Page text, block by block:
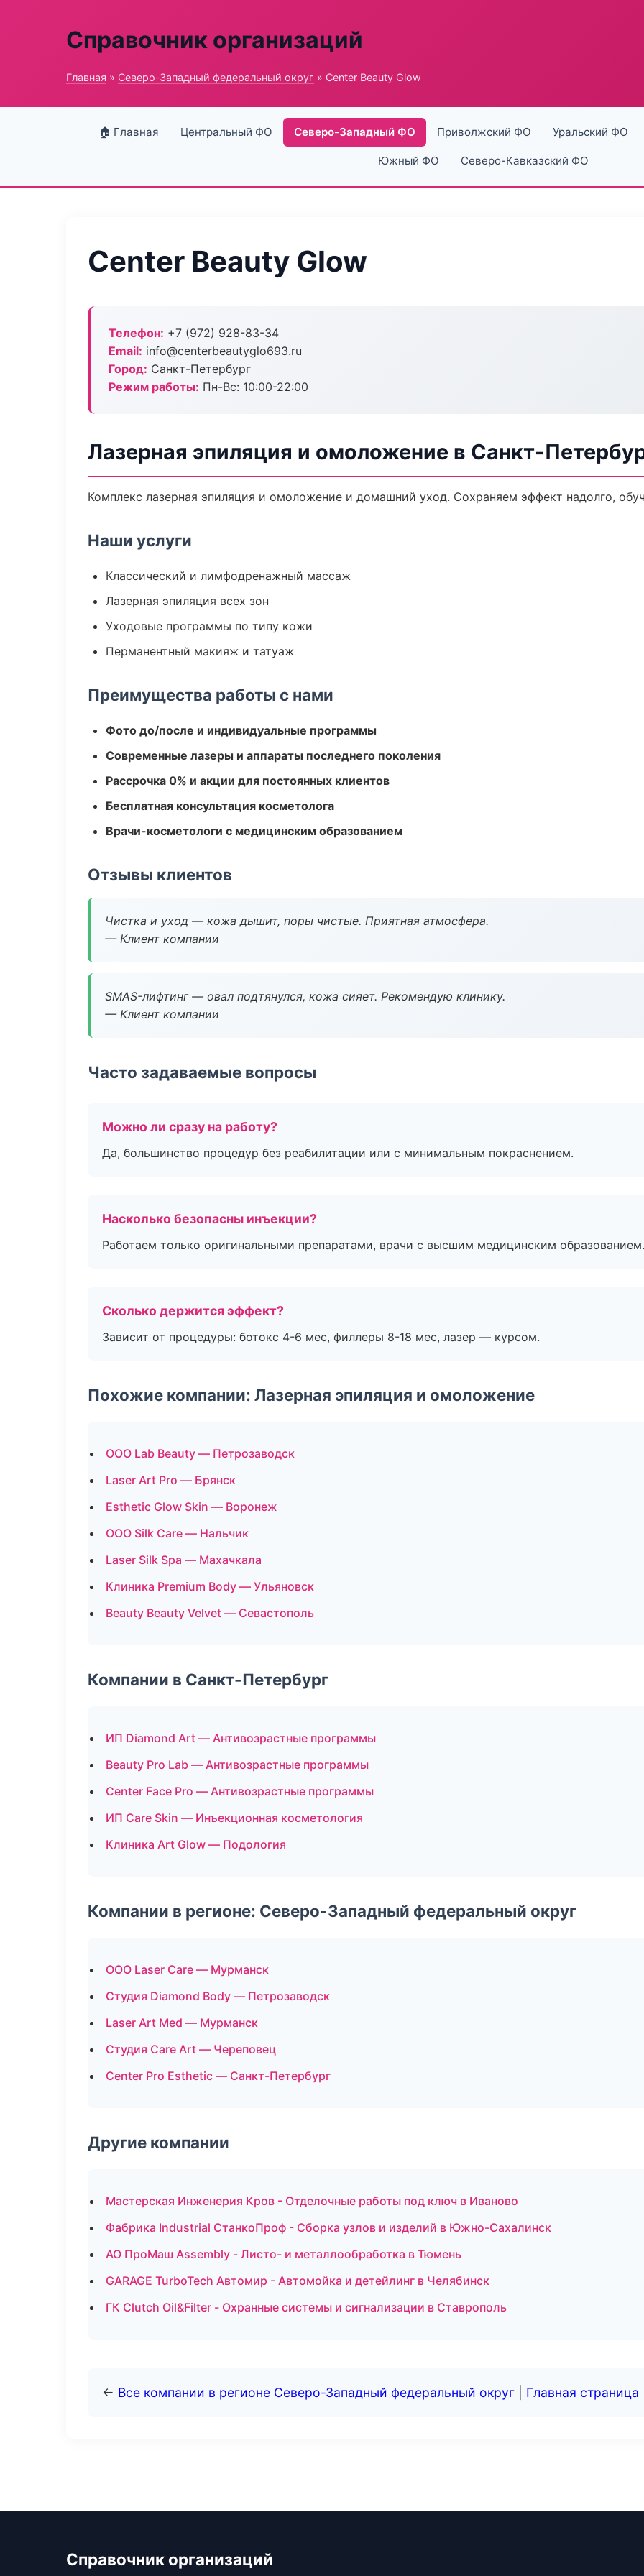
Справочник организаций
Главная » Северо-Западный федеральный округ » Center Beauty Glow
🏠 Главная Центральный ФО Северо-Западный ФО Приволжский ФО Уральский ФО
Южный ФО Северо-Кавказский ФО
Center Beauty Glow
Телефон: +7 (972) 928-83-34
Email: info@centerbeautyglo693.ru
Город: Санкт-Петербург
Режим работы: Пн-Вс: 10:00-22:00
Лазерная эпиляция и омоложение в Санкт-
Комплекс лазерная эпиляция и омоложение и домашний уход. Сохраняем эффект надолго,
Наши услуги
Классический и лимфодренажный массаж
Лазерная эпиляция всех зон
Уходовые программы по типу кожи
Перманентный макияж и татуаж
Преимущества работы с нами
Фото до/после и индивидуальные программы
Современные лазеры и аппараты последнего поколения
Рассрочка 0% и акции для постоянных клиентов
Бесплатная консультация косметолога
Врачи-косметологи с медицинским образованием
Отзывы клиентов
Чистка и уход — кожа дышит, поры чистые. Приятная атмосфера.
— Клиент компании
SMAS-лифтинг — овал подтянулся, кожа сияет. Рекомендую клинику.
— Клиент компании
Часто задаваемые вопросы
Можно ли сразу на работу?
Да, большинство процедур без реабилитации или с минимальным покраснением.
Насколько безопасны инъекции?
Работаем только оригинальными препаратами, врачи с высшим медицинским образованием.
Сколько держится эффект?
Зависит от процедуры: ботокс 4-6 мес, филлеры 8-18 мес, лазер — курсом.
Похожие компании: Лазерная эпиляция и омоложение
ООО Lab Beauty — Петрозаводск
Laser Art Pro — Брянск
Esthetic Glow Skin — Воронеж
ООО Silk Care — Нальчик
Laser Silk Spa — Махачкала
Клиника Premium Body — Ульяновск
Beauty Beauty Velvet — Севастополь
Компании в Санкт-Петербург
ИП Diamond Art — Антивозрастные программы
Beauty Pro Lab — Антивозрастные программы
Center Face Pro — Антивозрастные программы
ИП Care Skin — Инъекционная косметология
Клиника Art Glow — Подология
Компании в регионе: Северо-Западный федеральный округ
ООО Laser Care — Мурманск
Студия Diamond Body — Петрозаводск
Laser Art Med — Мурманск
Студия Care Art — Череповец
Center Pro Esthetic — Санкт-Петербург
Другие компании
Мастерская Инженерия Кров - Отделочные работы под ключ в Иваново
Фабрика Industrial СтанкоПроф - Сборка узлов и изделий в Южно-Сахалинск
АО ПроМаш Assembly - Листо- и металлообработка в Тюмень
GARAGE TurboTech Автомир - Автомойка и детейлинг в Челябинск
ГК Clutch Oil&Filter - Охранные системы и сигнализации в Ставрополь
← Все компании в регионе Северо-Западный федеральный округ Главная страница
Справочник организаций